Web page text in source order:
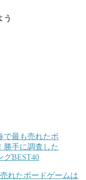
う
れたボードゲームは